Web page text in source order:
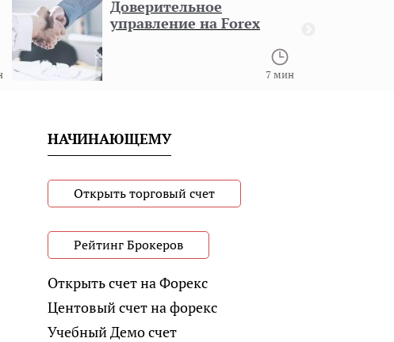
Доверительное
управление на Forex
7 мин
НАЧИНАЮЩЕМУ
Открыть торговый счет
Рейтинг Брокеров
Открыть счет на Форекс
Центовый счет на форекс
Учебный Демо счет